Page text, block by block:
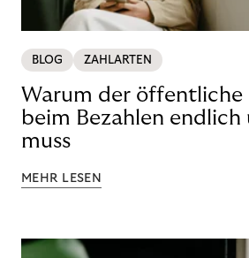
BLOG ZAHLARTEN
Warum der öffentliche
beim Bezahlen endlich
muss
MEHR LESEN